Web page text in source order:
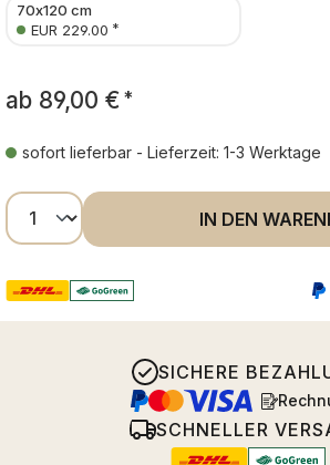
70x120 cm
EUR 229.00 *
ab 89,00 € *
sofort lieferbar - Lieferzeit: 1-3 Werktage
Produkt Anzahl: Gib den
IN DEN
SICHERE
SCHNELLER